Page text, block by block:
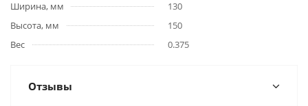
Ширина, мм
130
Высота, мм
150
Вес
0.375
Отзывы